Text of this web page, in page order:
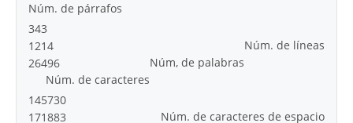
Núm. de párrafos
343
Núm. de líneas
1214
Núm, de palabras
26496
Núm. de caracteres
145730
Núm. de caracteres de espacio
171883